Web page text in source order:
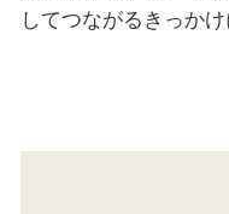
してつながるきっか